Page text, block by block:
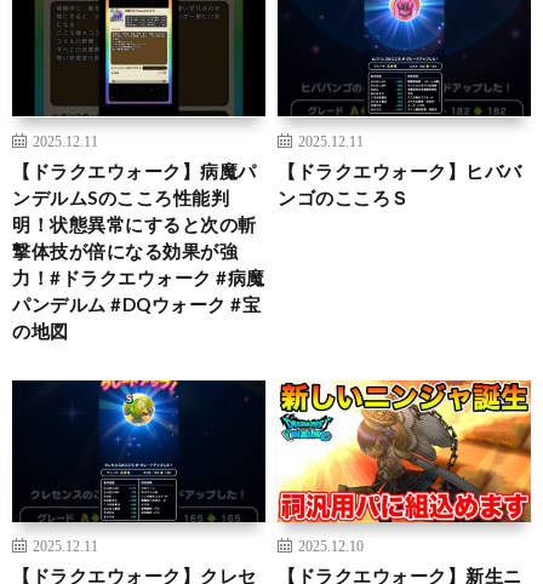
2025.12.11
【ドラクエウォーク】病魔パ
ンデルムSのこころ性能判
明！状態異常にすると次の斬
撃体技が倍になる効果が強
力！#ドラクエウォーク #病魔
パンデルム #DQウォーク #宝
の地図
2025.12.11
【ドラクエウォーク】ヒババ
ンゴのこころＳ
2025.12.11
【ドラクエウォーク】クレセ
2025.12.10
【ドラクエウォーク】新生ニ